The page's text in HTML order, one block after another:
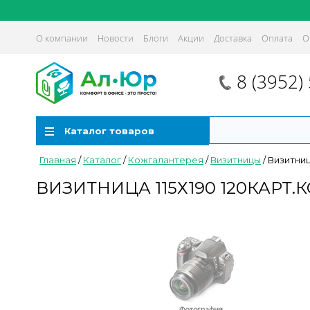
О компании Новости Блоги Акции Доставка Оплата
8
Каталог товаров
Главная /Каталог/Кожгалантерея /Визитницы /
ВИЗИТНИЦА 115Х190